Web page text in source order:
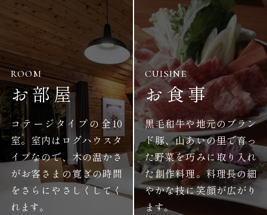
ROOM
お部屋
コテージタイプの全10
室。室内はログハウスタ
イプなので、木の温かさ
がお客さまの寛ぎの時間
をさらにやさしくしてく
れます。
CUISINE
お食事
黒毛和牛や地元のブラン
ド豚、山あいの里で育っ
た野菜を巧みに取り入れ
た創作料理。料理長の細
やかな技に笑顔が広がり
ます。